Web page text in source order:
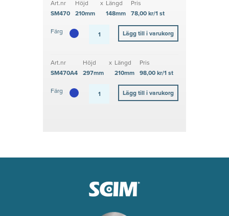
Art.nr
SM470
Höjd
210mm
x Längd
148mm
Pris
78,00 kr/1 st
Färg
Art.nr
SM470A4
Höjd
297mm
x Längd
210mm
Pris
98,00 kr/1 st
Färg